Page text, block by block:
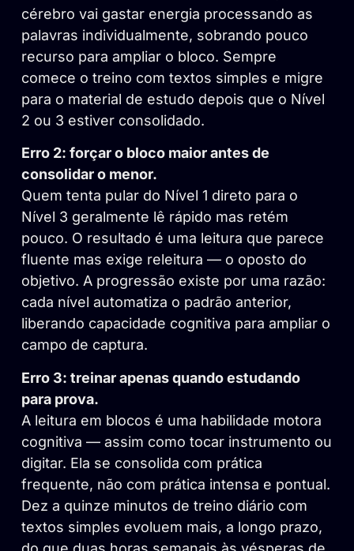
cérebro vai gastar energia processando as
palavras individualmente, sobrando pouco
recurso para ampliar o bloco. Sempre
comece o treino com textos simples e migre
para o material de estudo depois que o Nível
2 ou 3 estiver consolidado.
Erro 2: forçar o bloco maior antes de
consolidar o menor.
Quem tenta pular do Nível 1 direto para o
Nível 3 geralmente lê rápido mas retém
pouco. O resultado é uma leitura que parece
fluente mas exige releitura — o oposto do
objetivo. A progressão existe por uma razão:
cada nível automatiza o padrão anterior,
liberando capacidade cognitiva para ampliar o
campo de captura.
Erro 3: treinar apenas quando estudando
para prova.
A leitura em blocos é uma habilidade motora
cognitiva — assim como tocar instrumento ou
digitar. Ela se consolida com prática
frequente, não com prática intensa e pontual.
Dez a quinze minutos de treino diário com
textos simples evoluem mais, a longo prazo,